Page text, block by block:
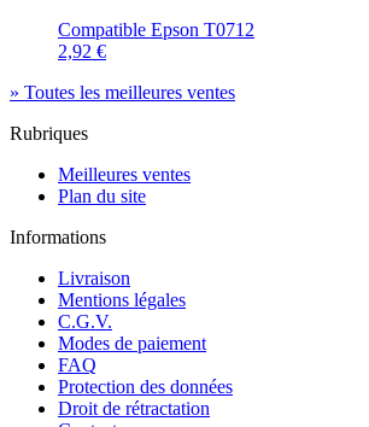
Compatible Epson T0712
2,92 €
» Toutes les meilleures ventes
Rubriques
Meilleures ventes
Plan du site
Informations
Livraison
Mentions légales
C.G.V.
Modes de paiement
FAQ
Protection des données
Droit de rétractation